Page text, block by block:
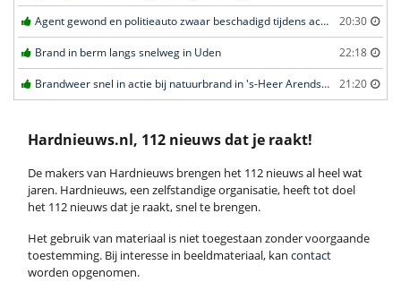
Agent gewond en politieauto zwaar beschadigd tijdens achtervolging in Uden 20:30
Brand in berm langs snelweg in Uden 22:18
Brandweer snel in actie bij natuurbrand in 's-Heer Arendskerke 21:20
Hardnieuws.nl, 112 nieuws dat je raakt!
De makers van Hardnieuws brengen het 112 nieuws al heel wat
jaren. Hardnieuws, een zelfstandige organisatie, heeft tot doel
het 112 nieuws dat je raakt, snel te brengen.
Het gebruik van materiaal is niet toegestaan zonder voorgaande
toestemming. Bij interesse in beeldmateriaal, kan contact
worden opgenomen.